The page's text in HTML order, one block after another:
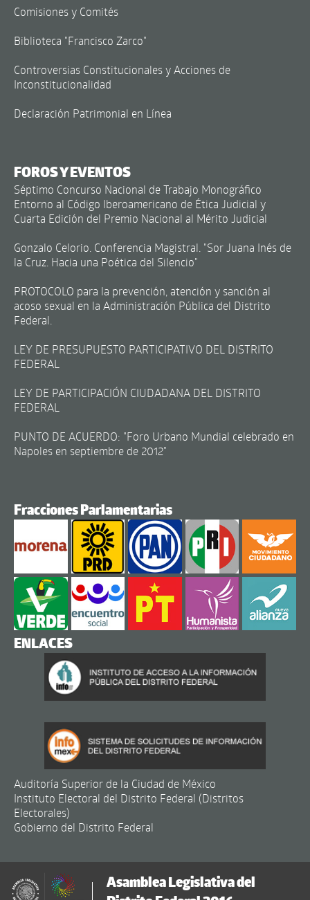
Comisiones y Comités
Biblioteca "Francisco Zarco"
Controversias Constitucionales y Acciones de
Inconstitucionalidad
Declaración Patrimonial en Línea
FOROS Y EVENTOS
Séptimo Concurso Nacional de Trabajo Monográfico
Entorno al Código Iberoamericano de Ética Judicial y
Cuarta Edición del Premio Nacional al Mérito Judicial
Gonzalo Celorio. Conferencia Magistral. "Sor Juana Inés de
la Cruz. Hacia una Poética del Silencio"
PROTOCOLO para la prevención, atención y sanción al
acoso sexual en la Administración Pública del Distrito
Federal.
LEY DE PRESUPUESTO PARTICIPATIVO DEL DISTRITO
FEDERAL
LEY DE PARTICIPACIÓN CIUDADANA DEL DISTRITO
FEDERAL
PUNTO DE ACUERDO: "Foro Urbano Mundial celebrado en
Napoles en septiembre de 2012"
Fracciones Parlamentarias
ENLACES
Auditoría Superior de la Ciudad de México
Instituto Electoral del Distrito Federal (Distritos
Electorales)
Gobierno del Distrito Federal
Asamblea Legislativa del